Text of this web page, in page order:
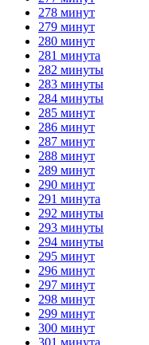
278 минут
279 минут
280 минут
281 минута
282 минуты
283 минуты
284 минуты
285 минут
286 минут
287 минут
288 минут
289 минут
290 минут
291 минута
292 минуты
293 минуты
294 минуты
295 минут
296 минут
297 минут
298 минут
299 минут
300 минут
301 минута